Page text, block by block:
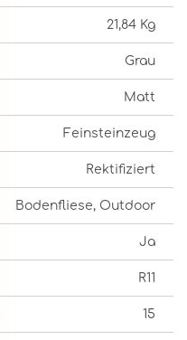
21,84 Kg
Grau
Matt
Feinsteinzeug
Rektifiziert
Bodenfliese, Outdoor
Ja
R11
15